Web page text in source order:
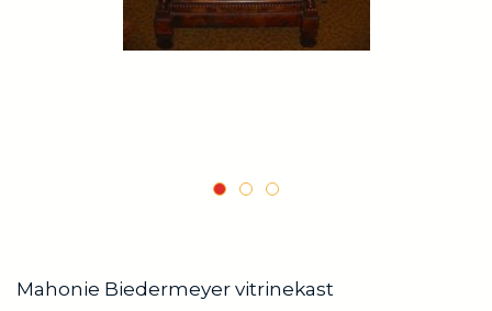
Mahonie Biedermeyer vitrinekast